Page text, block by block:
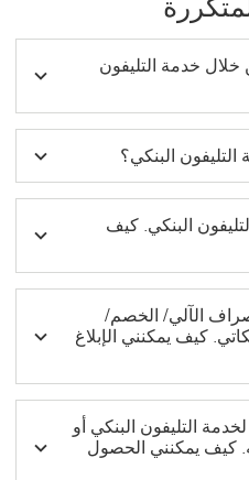
خدمة التليفون
البنكي؟
البنكي. كيف
الآلي/ الخصم/
كيف يمكنني الإبلاغ
التليفون البنكي أو
كيف يمكنني الحصول